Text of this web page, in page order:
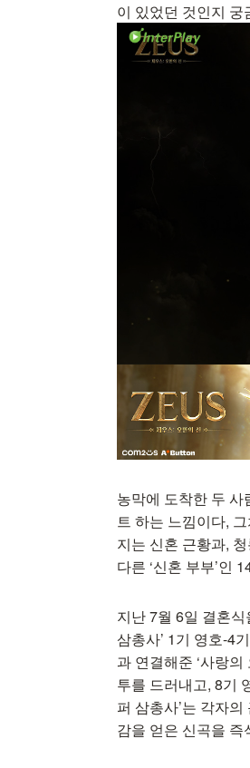
이 있었던 것인지 궁
농막에 도착한 두 사
트 하는 느낌이다,
지는 신혼 근황과,
다른 ‘신혼 부부’인
지난 7월 6일 결혼식
삼총사’ 1기 영호-4
과 연결해준 ‘사랑
투를 드러내고, 8기
퍼 삼총사’는 각자
감을 얻은 신곡을